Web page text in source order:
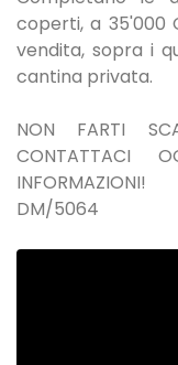
coperti, a 35'000
vendita, sopra i
cantina privata.
NON FARTI
CONTATTACI
INFORMAZIONI!
DM/5064